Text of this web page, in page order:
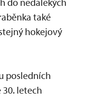
také
hokejový
posledních
letech